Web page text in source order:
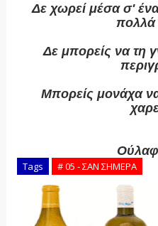
Δε χωρεί μέσα σ'
πολλά
Δε μπορείς να τη
Μπορείς μονάχα
Tags # 05 - ΣΑΝ ΣΗΜΕΡΑ